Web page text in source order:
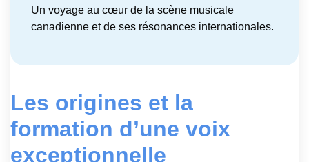
Un voyage au cœur de la scène musicale
canadienne et de ses résonances internationales.
Les origines et la
formation d’une voix
exceptionnelle